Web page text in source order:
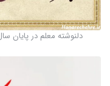
دلنوشته معلم در پایان